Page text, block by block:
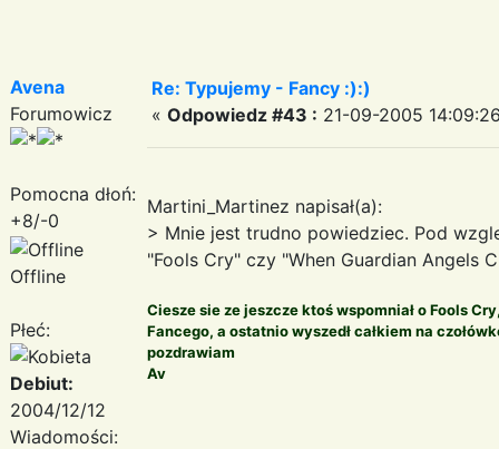
Avena
Forumowicz
Pomocna dłoń:
+8/-0
Offline
Płeć:
Debiut:
2004/12/12
Wiadomości:
Re: Typujemy - Fancy :):)
« Odpowiedz #43 : 21-09-2005
Martini_Martinez napisał(a):
> Mnie jest trudno powiedziec. Pod
"Fools Cry" czy "When Guardian Angels
Ciesze sie ze jeszcze ktoś wspomniał o Fools
Fancego, a ostatnio wyszedł całkiem na
pozdrawiam
Av